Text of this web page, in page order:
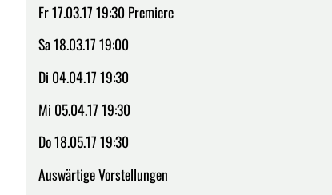
Fr 17.03.17 19:30 Premiere
Sa 18.03.17 19:00
Di 04.04.17 19:30
Mi 05.04.17 19:30
Do 18.05.17 19:30
Auswärtige Vorstellungen